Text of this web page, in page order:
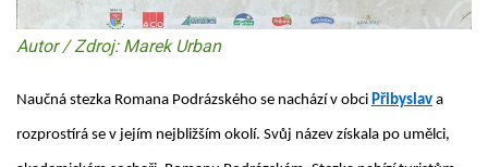
Autor / Zdroj: Marek Urban
Naučná stezka Romana Podrázského se nachází v obci Přibyslav a
rozprostírá se v jejím nejbližším okolí. Svůj název získala po umělci,